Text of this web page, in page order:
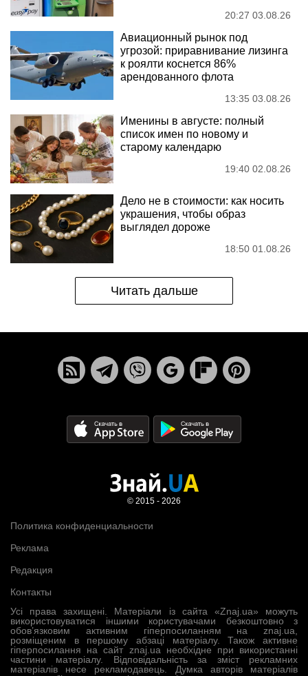
20:27 03.08.26
Авиационный рынок под
угрозой: приравнивание лизинга
к роялти коснется 86%
арендованного флота
13:35 03.08.26
Именины в августе: полный
список имен по новому и
старому календарю
19:40 02.08.26
Дело не в стоимости: как носить
украшения, чтобы образ
выглядел дороже
18:50 01.08.26
Читать дальше
Усі права захищені. Матеріали із сайта «Znaj.ua» можуть
використовуватися іншими користувачами безкоштовно з
обов’язковим активним гіперпосиланням на znaj.ua,
розміщеним в першому абзаці матеріалу. Також активне
гіперпосилання на сайт znaj.ua необхідне при використанні
частини матеріалу. Відповідальність за зміст рекламних
матеріалів несе рекламодавець. Думка авторів матеріалів
Политика конфиденциальности
Реклама
Редакция
Контакты
© 2015 - 2026